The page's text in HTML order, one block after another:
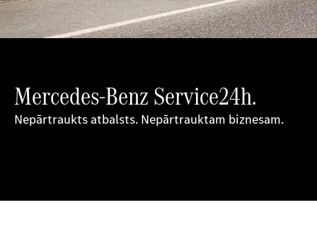
Mercedes-Benz Service24h.
Nepārtraukts atbalsts. Nepārtrauktam biznesam.